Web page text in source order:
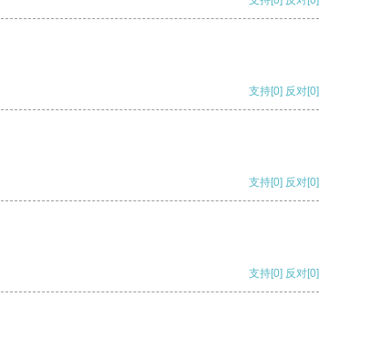
支持[0] 反对[0]
支持[0] 反对[0]
支持[0] 反对[0]